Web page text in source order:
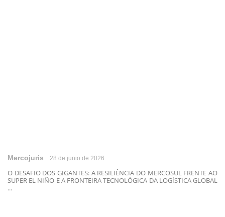
Mercojuris 28 de junio de 2026
O DESAFIO DOS GIGANTES: A RESILIÊNCIA DO MERCOSUL FRENTE AO
SUPER EL NIÑO E A FRONTEIRA TECNOLÓGICA DA LOGÍSTICA GLOBAL
...